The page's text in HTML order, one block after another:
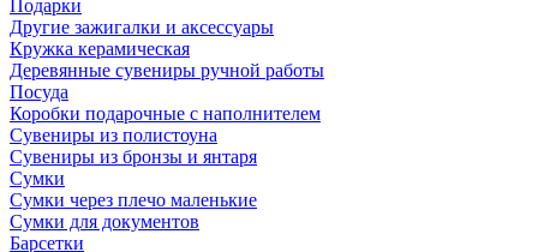
Подарки
Другие зажигалки и аксессуары
Кружка керамическая
Деревянные сувениры ручной работы
Посуда
Коробки подарочные с наполнителем
Сувениры из полистоуна
Сувениры из бронзы и янтаря
Сумки
Сумки через плечо маленькие
Сумки для документов
Барсетки